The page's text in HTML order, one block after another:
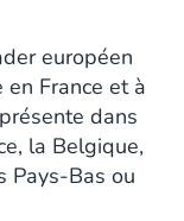
européen
France et à
dans
la Belgique,
Pays-Bas ou